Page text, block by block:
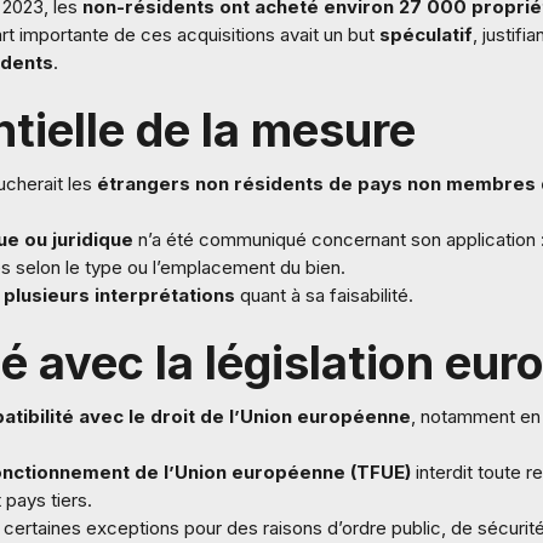
les non-résidents ont acheté environ 27 000
importante de ces acquisitions avait un but spéculatif,
.
de la mesure
les étrangers non résidents de pays non membres
ou juridique n’a été communiqué concernant son
selon le type ou l’emplacement du bien.
plusieurs interprétations quant à sa faisabilité.
avec la législation
avec le droit de l’Union européenne, notamment
de l’Union européenne (TFUE) interdit toute
tiers.
exceptions pour des raisons d’ordre public, de